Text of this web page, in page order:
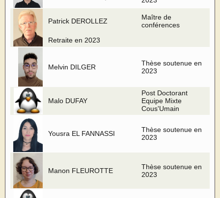
Patrick DEROLLEZ
Maître de
conférences
Retraite en 2023
Melvin DILGER
Thèse soutenue en
2023
Malo DUFAY
Post Doctorant
Equipe Mixte
Cous'Umain
Yousra EL FANNASSI
Thèse soutenue en
2023
Manon FLEUROTTE
Thèse soutenue en
2023